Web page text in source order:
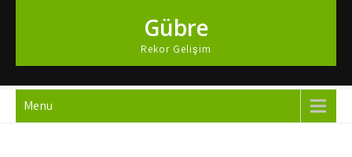
Gübre
Rekor Gelişim
Menu